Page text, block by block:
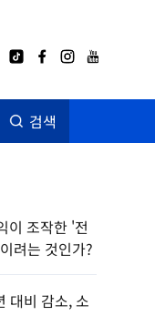
검색
이 조작한 '전
려는 것인가?
대비 감소, 소